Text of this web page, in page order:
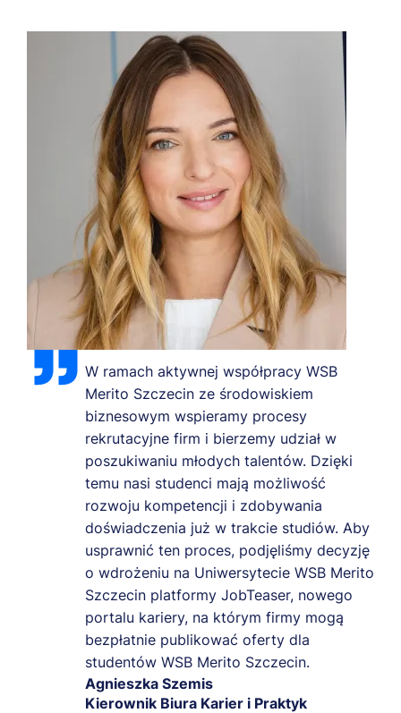
W ramach aktywnej współpracy WSB
Merito Szczecin ze środowiskiem
biznesowym wspieramy procesy
rekrutacyjne firm i bierzemy udział w
poszukiwaniu młodych talentów. Dzięki
temu nasi studenci mają możliwość
rozwoju kompetencji i zdobywania
doświadczenia już w trakcie studiów. Aby
usprawnić ten proces, podjęliśmy decyzję
o wdrożeniu na Uniwersytecie WSB Merito
Szczecin platformy JobTeaser, nowego
portalu kariery, na którym firmy mogą
bezpłatnie publikować oferty dla
studentów WSB Merito Szczecin.
Agnieszka Szemis
Kierownik Biura Karier i Praktyk